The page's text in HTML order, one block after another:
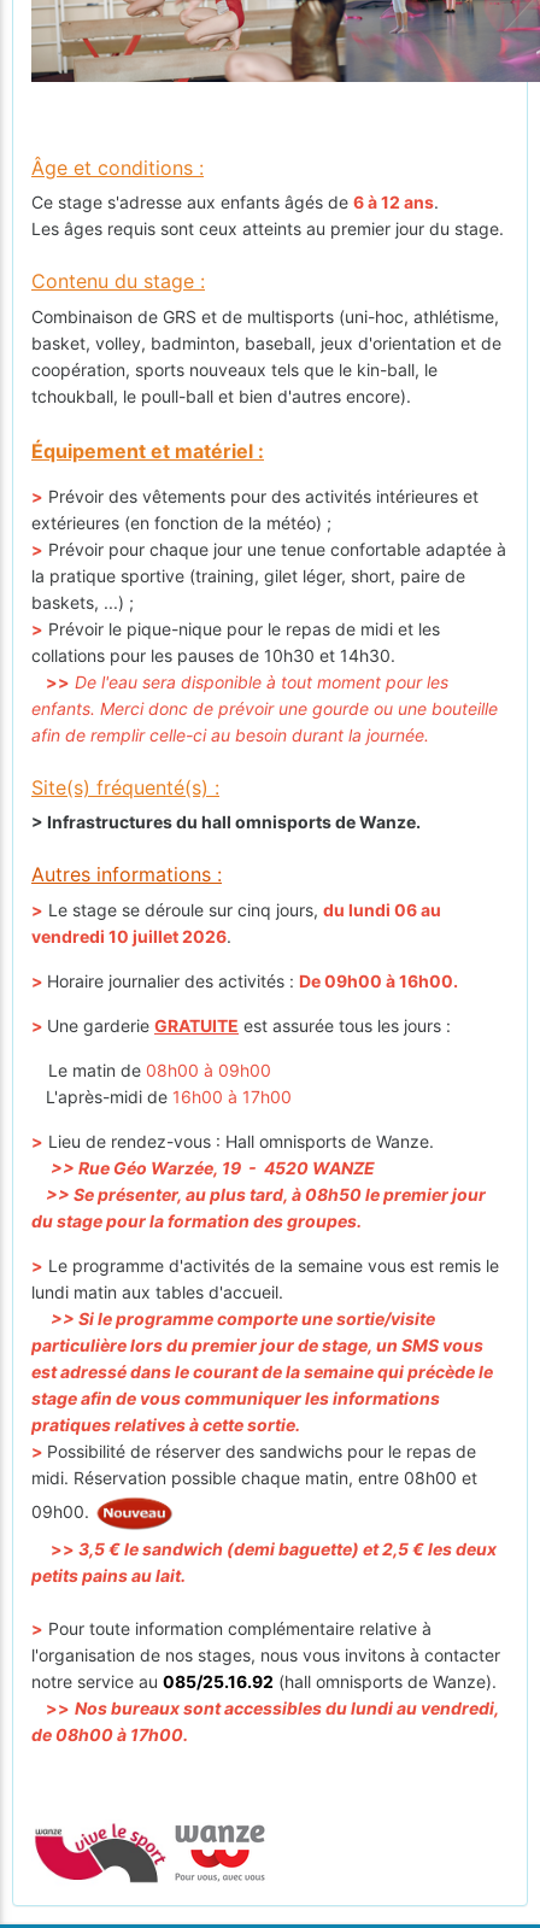
Âge et conditions :
Ce stage s'adresse aux enfants âgés de 6 à 12 ans.
Les âges requis sont ceux atteints au premier jour du stage.
Contenu du stage :
Combinaison de GRS et de multisports (uni-hoc, athlétisme,
basket, volley, badminton, baseball, jeux d'orientation et de
coopération, sports nouveaux tels que le kin-ball, le
tchoukball, le poull-ball et bien d'autres encore).
Équipement et matériel :
> Prévoir des vêtements pour des activités intérieures et
extérieures (en fonction de la météo) ;
> Prévoir pour chaque jour une tenue confortable adaptée à
la pratique sportive (training, gilet léger, short, paire de
baskets, ...) ;
> Prévoir le pique-nique pour le repas de midi et les
collations pour les pauses de 10h30 et 14h30.
>> De l'eau sera disponible à tout moment pour les
enfants. Merci donc de prévoir une gourde ou une bouteille
afin de remplir celle-ci au besoin durant la journée.
Site(s) fréquenté(s) :
> Infrastructures du hall omnisports de Wanze.
Autres informations :
> Le stage se déroule sur cinq jours, du lundi 06 au
vendredi 10 juillet 2026.
> Horaire journalier des activités : De 09h00 à 16h00.
> Une garderie GRATUITE est assurée tous les jours :
Le matin de 08h00 à 09h00
L'après-midi de 16h00 à 17h00
> Lieu de rendez-vous : Hall omnisports de Wanze.
>> Rue Géo Warzée, 19 - 4520 WANZE
>> Se présenter, au plus tard, à 08h50 le premier jour
du stage pour la formation des groupes.
> Le programme d'activités de la semaine vous est remis le
lundi matin aux tables d'accueil.
>> Si le programme comporte une sortie/visite
particulière lors du premier jour de stage, un SMS vous
est adressé dans le courant de la semaine qui précède le
stage afin de vous communiquer les informations
pratiques relatives à cette sortie.
> Possibilité de réserver des sandwichs pour le repas de
midi. Réservation possible chaque matin, entre 08h00 et
09h00.
>> 3,5 € le sandwich (demi baguette) et 2,5 € les deux
petits pains au lait.
> Pour toute information complémentaire relative à
l'organisation de nos stages, nous vous invitons à contacter
notre service au 085/25.16.92 (hall omnisports de Wanze).
>> Nos bureaux sont accessibles du lundi au vendredi,
de 08h00 à 17h00.